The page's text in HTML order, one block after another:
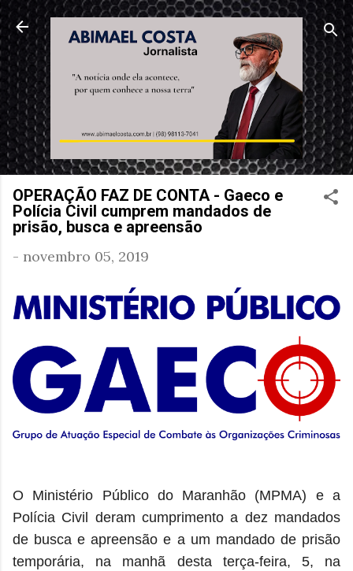
Pular para o conteúdo principal
OPERAÇÃO FAZ DE CONTA - Gaeco e
Polícia Civil cumprem mandados de
prisão, busca e apreensão
- novembro 05, 2019
O Ministério Público do Maranhão (MPMA) e a
Polícia Civil deram cumprimento a dez mandados
de busca e apreensão e a um mandado de prisão
temporária, na manhã desta terça-feira, 5, na